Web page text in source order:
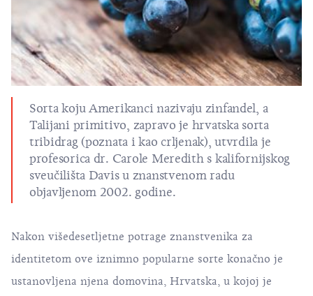
Sorta koju Amerikanci nazivaju zinfandel, a
Talijani primitivo, zapravo je hrvatska sorta
tribidrag (poznata i kao crljenak), utvrdila je
profesorica dr. Carole Meredith s kalifornijskog
sveučilišta Davis u znanstvenom radu
objavljenom 2002. godine.
Nakon višedesetljetne potrage znanstvenika za
identitetom ove iznimno popularne sorte konačno je
ustanovljena njena domovina, Hrvatska, u kojoj je